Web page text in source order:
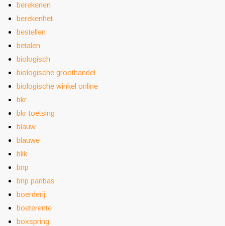
berekenen
berekenhet
bestellen
betalen
biologisch
biologische groothandel
biologische winkel online
bkr
bkr toetsing
blauw
blauwe
blik
bnp
bnp paribas
boerderij
boeterente
boxspring